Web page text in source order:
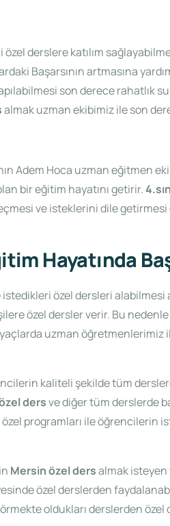
derslere katılım
Başarsının artmasına
son derece rahatlık
almak uzman ekibimiz ile son
Adem Hoca uzman eğitmen
bir eğitim hayatını getirir.
ve isteklerini dile getirmesi
Hayatında
özel dersleri alabilmesi
özel dersler verir. Bu
uzman öğretmenlerimiz
kaliteli şekilde tüm
dersve diğer tüm derslerde
programları ile öğrencilerin
Mersin özel dersalmak isteyen
özel derslerden
oldukları derslerden özel